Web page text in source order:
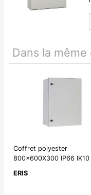
Dans la
Coffret polyester
800x600X300 IP66 IK10
ERIS